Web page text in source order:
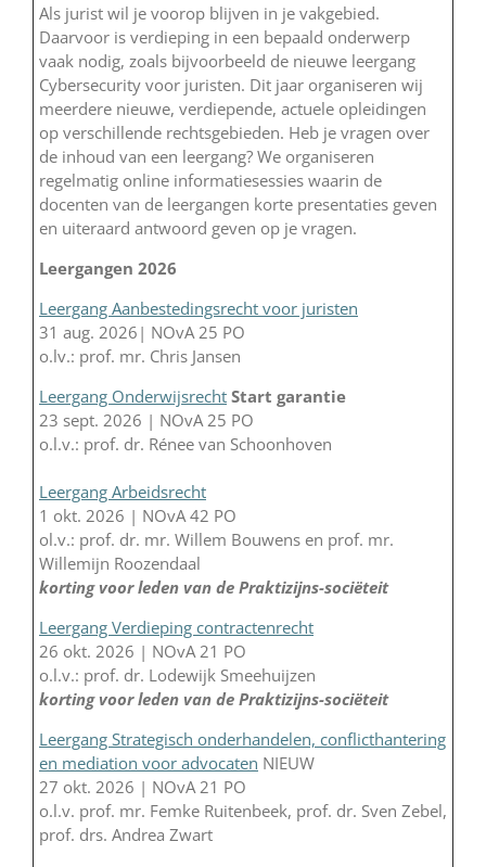
Als jurist wil je voorop blijven in je vakgebied.
Daarvoor is verdieping in een bepaald onderwerp
vaak nodig, zoals bijvoorbeeld de nieuwe leergang
Cybersecurity voor juristen. Dit jaar organiseren wij
meerdere nieuwe, verdiepende, actuele opleidingen
op verschillende rechtsgebieden. Heb je vragen over
de inhoud van een leergang? We organiseren
regelmatig online informatiesessies waarin de
docenten van de leergangen korte presentaties geven
en uiteraard antwoord geven op je vragen.
Leergangen 2026
Leergang Aanbestedingsrecht voor juristen
31 aug. 2026| NOvA 25 PO
o.lv.: prof. mr. Chris Jansen
Leergang Onderwijsrecht Start garantie
23 sept. 2026 | NOvA 25 PO
o.l.v.: prof. dr. Rénee van Schoonhoven
Leergang Arbeidsrecht
1 okt. 2026 | NOvA 42 PO
ol.v.: prof. dr. mr. Willem Bouwens en prof. mr.
Willemijn Roozendaal
korting voor leden van de Praktizijns-sociëteit
Leergang Verdieping contractenrecht
26 okt. 2026 | NOvA 21 PO
o.l.v.: prof. dr. Lodewijk Smeehuijzen
korting voor leden van de Praktizijns-sociëteit
Leergang Strategisch onderhandelen, conflicthantering
en mediation voor advocaten NIEUW
27 okt. 2026 | NOvA 21 PO
o.l.v. prof. mr. Femke Ruitenbeek, prof. dr. Sven Zebel,
prof. drs. Andrea Zwart